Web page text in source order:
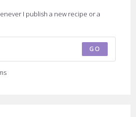
I publish a new recipe or a
GO